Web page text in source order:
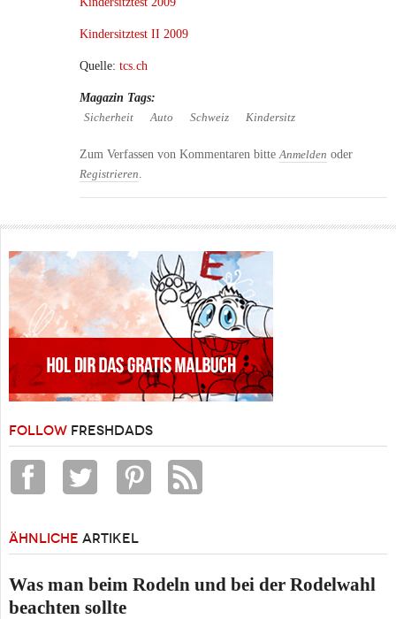
Kindersitztest II 2009
Quelle: tcs.ch
Magazin Tags:
Sicherheit Auto Schweiz Kindersitz
Zum Verfassen von Kommentaren bitteAnmelden oder
Registrieren.
FOLLOW FRESHDADS
ÄHNLICHE ARTIKEL
Was man beim Rodeln und bei der Rodelwahl
beachten sollte